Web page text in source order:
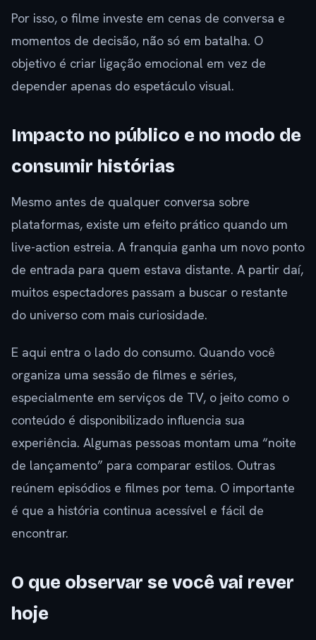
Por isso, o filme investe em cenas de conversa e
momentos de decisão, não só em batalha. O
objetivo é criar ligação emocional em vez de
depender apenas do espetáculo visual.
Impacto no público e no modo de
consumir histórias
Mesmo antes de qualquer conversa sobre
plataformas, existe um efeito prático quando um
live-action estreia. A franquia ganha um novo ponto
de entrada para quem estava distante. A partir daí,
muitos espectadores passam a buscar o restante
do universo com mais curiosidade.
E aqui entra o lado do consumo. Quando você
organiza uma sessão de filmes e séries,
especialmente em serviços de TV, o jeito como o
conteúdo é disponibilizado influencia sua
experiência. Algumas pessoas montam uma “noite
de lançamento” para comparar estilos. Outras
reúnem episódios e filmes por tema. O importante
é que a história continua acessível e fácil de
encontrar.
O que observar se você vai rever
hoje